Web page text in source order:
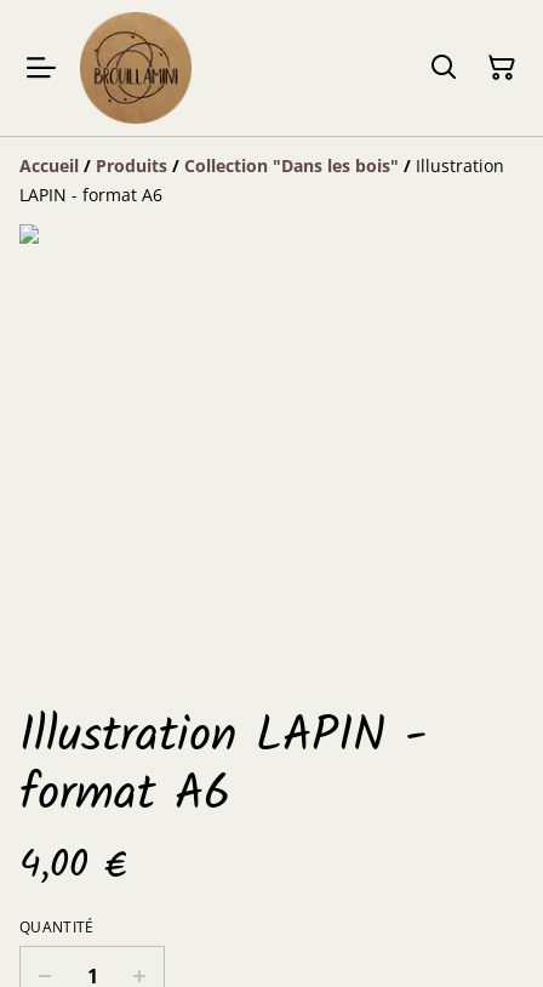
Accueil / Produits / Collection "Dans les bois" / Illustration
LAPIN - format A6
Illustration LAPIN -
format A6
4,00 €
QUANTITÉ